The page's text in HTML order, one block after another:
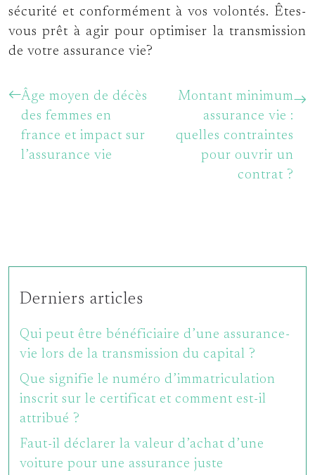
sécurité et conformément à vos volontés. Êtes-
vous prêt à agir pour optimiser la transmission
de votre assurance vie?
Âge moyen de décès
des femmes en
france et impact sur
l’assurance vie
Montant minimum
assurance vie :
quelles contraintes
pour ouvrir un
contrat ?
Derniers articles
Qui peut être bénéficiaire d’une assurance-
vie lors de la transmission du capital ?
Que signifie le numéro d’immatriculation
inscrit sur le certificat et comment est-il
attribué ?
Faut-il déclarer la valeur d’achat d’une
voiture pour une assurance juste